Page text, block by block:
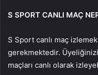
S SPORT CANLI MAÇ
S Sport canlı maç
gerekmektedir.
maçları canlı olarak